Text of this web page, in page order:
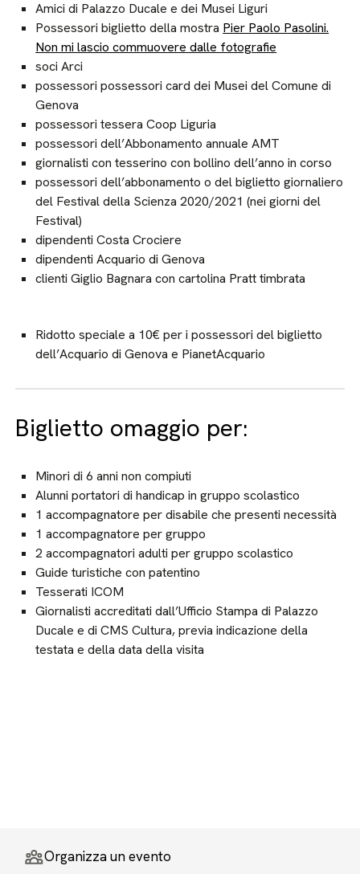
Amici di Palazzo Ducale e dei Musei Liguri
Possessori biglietto della mostra Pier Paolo Pasolini.
Non mi lascio commuovere dalle fotografie
soci Arci
possessori possessori card dei Musei del Comune di
Genova
possessori tessera Coop Liguria
possessori dell’Abbonamento annuale AMT
giornalisti con tesserino con bollino dell’anno in corso
possessori dell’abbonamento o del biglietto giornaliero
del Festival della Scienza 2020/2021 (nei giorni del
Festival)
dipendenti Costa Crociere
dipendenti Acquario di Genova
clienti Giglio Bagnara con cartolina Pratt timbrata
Ridotto speciale a 10€ per i possessori del biglietto
dell’Acquario di Genova e PianetAcquario
Biglietto omaggio per:
Minori di 6 anni non compiuti
Alunni portatori di handicap in gruppo scolastico
1 accompagnatore per disabile che presenti necessità
1 accompagnatore per gruppo
2 accompagnatori adulti per gruppo scolastico
Guide turistiche con patentino
Tesserati ICOM
Giornalisti accreditati dall’Ufficio Stampa di Palazzo
Ducale e di CMS Cultura, previa indicazione della
testata e della data della visita
Organizza un evento